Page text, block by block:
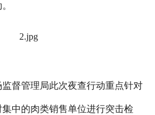
动。
管理局此次夜查行动重点针对
中的肉类销售单位进行突击检